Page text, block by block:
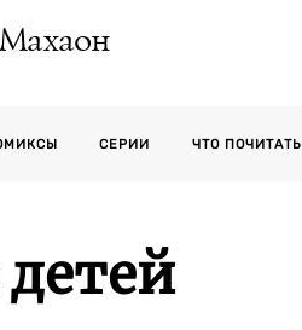
СЕРИИ ЧТО ПОЧИТАТЬ